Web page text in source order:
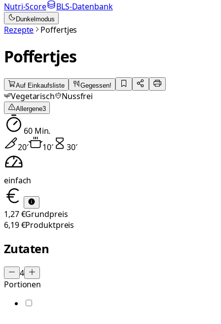
Nutri-Score
BLS-Datenbank
Dunkelmodus
Rezepte Poffertjes
Poffertjes
Auf Einkaufsliste Gegessen!
Vegetarisch Nussfrei
Allergene3
60Min.
20′ 10′ 30′
einfach
1,27 €Grundpreis
6,19 €Produktpreis
Zutaten
4
Portionen